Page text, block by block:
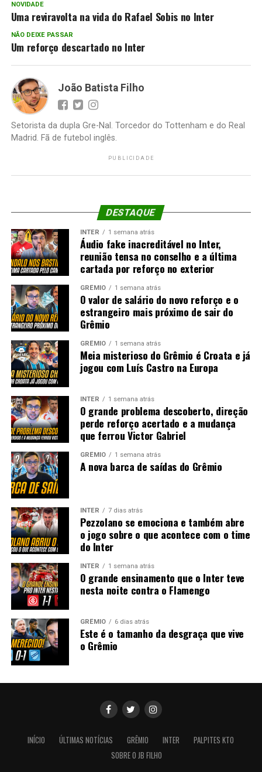
NOVIDADE
Uma reviravolta na vida do Rafael Sobis no Inter
NÃO DEIXE PASSAR
Um reforço descartado no Inter
João Batista Filho
Setorista da dupla Gre-Nal. Torcedor do Tottenham e do Real
Madrid. Fã de futebol inglês.
PUBLICIDADE
DESTAQUE
INTER 1 semana atrás
Áudio fake inacreditável no Inter,
reunião tensa no conselho e a última
cartada por reforço no exterior
GRÊMIO 1 semana atrás
O valor de salário do novo reforço e o
estrangeiro mais próximo de sair do
Grêmio
GRÊMIO 1 semana atrás
Meia misterioso do Grêmio é Croata e já
jogou com Luís Castro na Europa
INTER 1 semana atrás
O grande problema descoberto, direção
perde reforço acertado e a mudança
que ferrou Victor Gabriel
GRÊMIO 1 semana atrás
A nova barca de saídas do Grêmio
INTER 7 dias atrás
Pezzolano se emociona e também abre
o jogo sobre o que acontece com o time
do Inter
INTER 1 semana atrás
O grande ensinamento que o Inter teve
nesta noite contra o Flamengo
GRÊMIO 6 dias atrás
Este é o tamanho da desgraça que vive
o Grêmio
INÍCIO ÚLTIMAS NOTÍCIAS GRÊMIO INTER
PALPITES KTO
SOBRE O JB FILHO